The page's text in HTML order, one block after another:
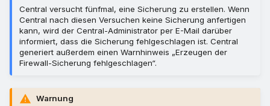
Sicherungszeitplan
entfernen
Eine Firewall jetzt sichern
Eine Sicherung permanent
speichern
Central versucht fünfmal, eine Sicherung zu erstellen. Wenn
Central nach diesen Versuchen keine Sicherung anfertigen
kann, wird der Central-Administrator per E-Mail darüber
informiert, dass die Sicherung fehlgeschlagen ist. Central
generiert außerdem einen Warnhinweis „Erzeugen der
Firewall-Sicherung fehlgeschlagen“.
Warnung